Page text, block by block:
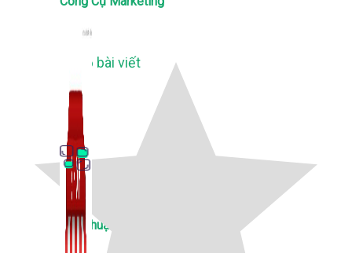
1,066 bài viết
Thủ Thuật Facebook